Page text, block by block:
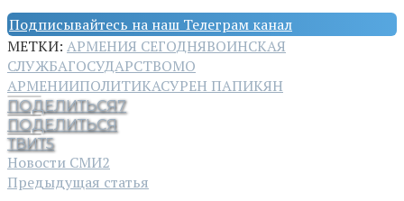
Подписывайтесь на наш Телеграм канал
МЕТКИ: АРМЕНИЯ СЕГОДНЯВОИНСКАЯ
СЛУЖБАГОСУДАРСТВОМО
АРМЕНИИПОЛИТИКАСУРЕН ПАПИКЯН
ПОДЕЛИТЬСЯ7
ПОДЕЛИТЬСЯ
ТВИТ5
Новости СМИ2
Предыдущая статья